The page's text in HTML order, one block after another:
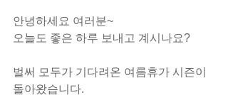
안녕하세요 여러분~
오늘도 좋은 하루 보내고 계시나요?
벌써 모두가 기다려온 여름휴가 시즌이
돌아왔습니다.